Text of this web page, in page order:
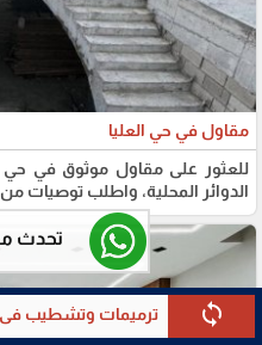
تحدث
sync
الدرعية link مقاول بناء
مقاول في حي العليا
للعثور على مقاول موثوق في حي
الدوائر المحلية، واطلب توصيات من